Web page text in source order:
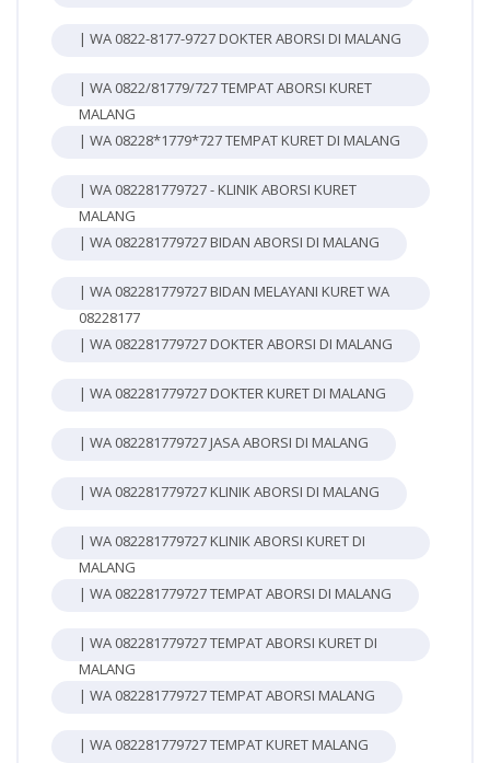
| WA 0822-8177-9727 DOKTER ABORSI DI MALANG
| WA 0822/81779/727 TEMPAT ABORSI KURET
MALANG
| WA 08228*1779*727 TEMPAT KURET DI MALANG
| WA 082281779727 - KLINIK ABORSI KURET
MALANG
| WA 082281779727 BIDAN ABORSI DI MALANG
| WA 082281779727 BIDAN MELAYANI KURET WA
08228177
| WA 082281779727 DOKTER ABORSI DI MALANG
| WA 082281779727 DOKTER KURET DI MALANG
| WA 082281779727 JASA ABORSI DI MALANG
| WA 082281779727 KLINIK ABORSI DI MALANG
| WA 082281779727 KLINIK ABORSI KURET DI
MALANG
| WA 082281779727 TEMPAT ABORSI DI MALANG
| WA 082281779727 TEMPAT ABORSI KURET DI
MALANG
| WA 082281779727 TEMPAT ABORSI MALANG
| WA 082281779727 TEMPAT KURET MALANG